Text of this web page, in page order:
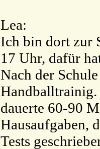
Lea:
Ich bin dort zur
17 Uhr, dafür
Nach der
Handballtrainig.
dauerte 60-90
Hausaufgaben,
Tests